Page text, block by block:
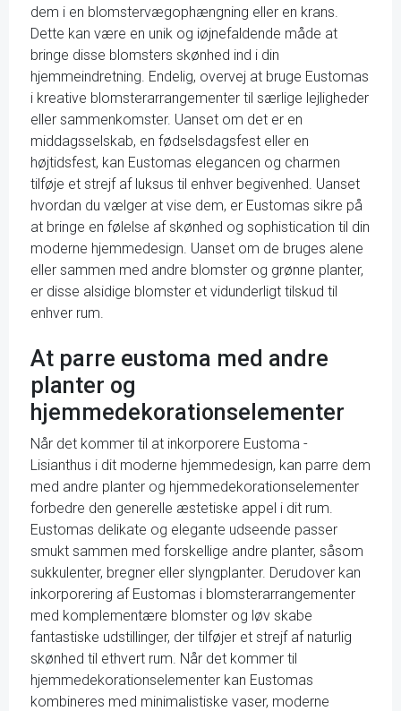
dem i en blomstervægophængning eller en krans.
Dette kan være en unik og iøjnefaldende måde at
bringe disse blomsters skønhed ind i din
hjemmeindretning. Endelig, overvej at bruge Eustomas
i kreative blomsterarrangementer til særlige lejligheder
eller sammenkomster. Uanset om det er en
middagsselskab, en fødselsdagsfest eller en
højtidsfest, kan Eustomas elegancen og charmen
tilføje et strejf af luksus til enhver begivenhed. Uanset
hvordan du vælger at vise dem, er Eustomas sikre på
at bringe en følelse af skønhed og sophistication til din
moderne hjemmedesign. Uanset om de bruges alene
eller sammen med andre blomster og grønne planter,
er disse alsidige blomster et vidunderligt tilskud til
enhver rum.
At parre eustoma med andre
planter og
hjemmedekorationselementer
Når det kommer til at inkorporere Eustoma -
Lisianthus i dit moderne hjemmedesign, kan parre dem
med andre planter og hjemmedekorationselementer
forbedre den generelle æstetiske appel i dit rum.
Eustomas delikate og elegante udseende passer
smukt sammen med forskellige andre planter, såsom
sukkulenter, bregner eller slyngplanter. Derudover kan
inkorporering af Eustomas i blomsterarrangementer
med komplementære blomster og løv skabe
fantastiske udstillinger, der tilføjer et strejf af naturlig
skønhed til ethvert rum. Når det kommer til
hjemmedekorationselementer kan Eustomas
kombineres med minimalistiske vaser, moderne